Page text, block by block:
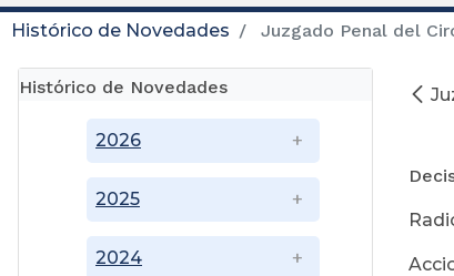
Histórico de Novedades Juzgado Penal del
Histórico de Novedades
2024
2025
2026